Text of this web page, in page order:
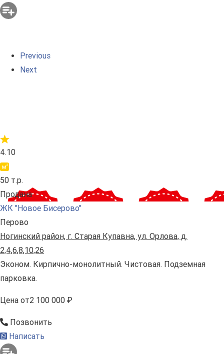
Previous
Next
4.10
50 т.р.
Продана
ЖК "Новое Бисерово"
Перово
Ногинский район, г. Старая Купавна, ул. Орлова, д.
2,4,6,8,10,26
Эконом. Кирпично-монолитный. Чистовая. Подземная
парковка.
Цена от2 100 000 ₽
Позвонить
Написать